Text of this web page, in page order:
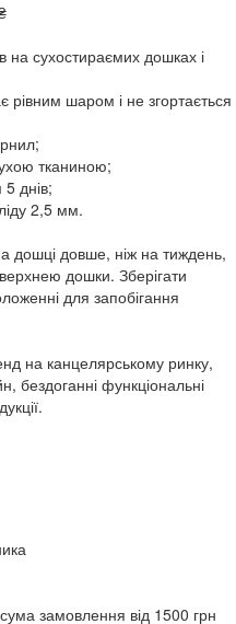
сухостираємих дошках і
рівним шаром і не згортається
тканиною;
днів;
2,5 мм.
дошці довше, ніж на тиждень,
дошки. Зберігати
для запобігання
на канцелярському ринку,
бездоганні функціональні
сума замовлення від 1500 грн